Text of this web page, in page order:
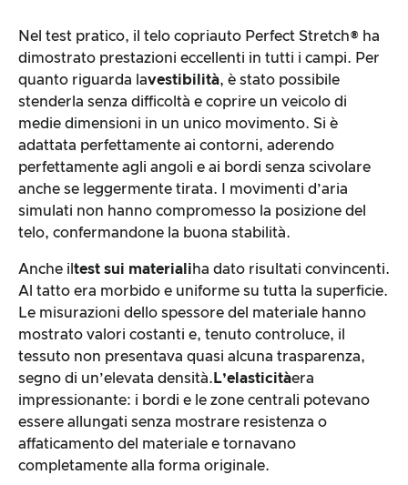
Nel test pratico, il telo copriauto Perfect Stretch® ha
dimostrato prestazioni eccellenti in tutti i campi. Per
quanto riguarda lavestibilità, è stato possibile
stenderla senza difficoltà e coprire un veicolo di
medie dimensioni in un unico movimento. Si è
adattata perfettamente ai contorni, aderendo
perfettamente agli angoli e ai bordi senza scivolare
anche se leggermente tirata. I movimenti d’aria
simulati non hanno compromesso la posizione del
telo, confermandone la buona stabilità.
Anche il test sui materialiha dato risultati convincenti.
Al tatto era morbido e uniforme su tutta la superficie.
Le misurazioni dello spessore del materiale hanno
mostrato valori costanti e, tenuto controluce, il
tessuto non presentava quasi alcuna trasparenza,
segno di un’elevata densità. L’elasticitàera
impressionante: i bordi e le zone centrali potevano
essere allungati senza mostrare resistenza o
affaticamento del materiale e tornavano
completamente alla forma originale.